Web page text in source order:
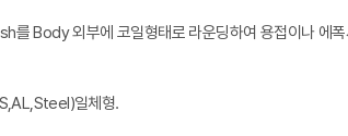
를 Body 외부에 코일형태로 라운딩하여 용접이나 에폭
일체형.